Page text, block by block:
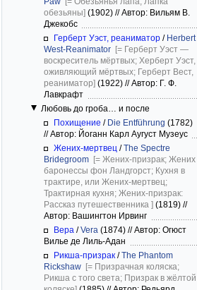
обезьяны] (1902) //Автор: Вильям В.
Джекобс
Герберт Уэст, реаниматор / Herbert
West-Reanimator [= Герберт Уэст —
воскреситель мёртвых; Херберт Уэст,
оживляющий мёртвых; Герберт Вест,
реаниматор] (1922) //Автор: Г. Ф.
Лавкрафт
Любовь до гроба… и после
Похищение / Die Entführung (1782)
//Автор: Йоганн Карл Аугуст Музеус
Жених-мертвец /The Spectre
Bridegroom [= Жених-призрак; Жених
баронессы фон Ландгорст; Кухня в
трактире, или Жених-мертвец;
Трактирная кухня; Жених-призрак:
Рассказ путешественника ] (1819) //
Автор: Вашингтон Ирвинг
Вера /Vera (1874) //Автор: Огюст
Вилье де Лиль-Адан
Рикша-призрак /The Phantom
Rickshaw [= Призрачная коляска;
Рикша с того света; Призрак в жёлтой